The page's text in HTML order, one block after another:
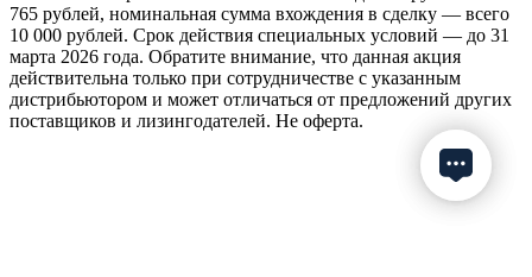
765 рублей, номинальная сумма вхождения в сделку — всего
10 000 рублей. Срок действия специальных условий — до 31
марта 2026 года. Обратите внимание, что данная акция
действительна только при сотрудничестве с указанным
дистрибьютором и может отличаться от предложений других
поставщиков и лизингодателей. Не оферта.